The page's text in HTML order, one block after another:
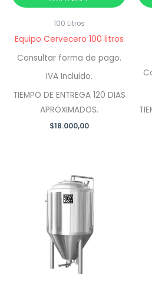
100 Litros
Equipo Cervecero 100 litros
Consultar forma de pago.
IVA Incluido.
TIEMPO DE ENTREGA 120 DIAS
APROXIMADOS.
$18.000,00